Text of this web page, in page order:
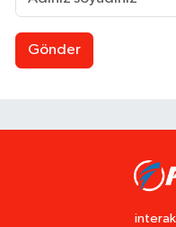
Gönder